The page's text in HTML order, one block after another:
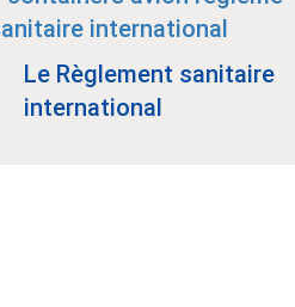
Le Règlement sanitaire
international